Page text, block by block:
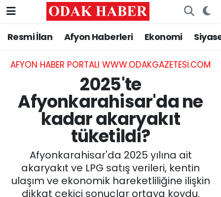
Resmi İlan Afyon Haberleri Ekonomi
AFYON HABER PORTALI WWW.ODAKGAZETESI.COM
2025'te
Afyonkarahisar'da ne
kadar akaryakıt
tüketildi?
Afyonkarahisar'da 2025 yılına ait
akaryakıt ve LPG satış verileri, kentin
ulaşım ve ekonomik hareketliliğine ilişkin
dikkat çekici sonuçlar ortaya koydu.
AFYONKARAHİSAR HABERLERİ
Resmi İlan
GÜNCEL
EĞİTİM
MAGAZİN
Nöbetçi Eczaneler
Hava Durumu
Trafik Durumu
Süper Lig Puan Durumu ve Fikstür
Tüm Manşetler
Son Dakika Haberleri
Haber Arşivi